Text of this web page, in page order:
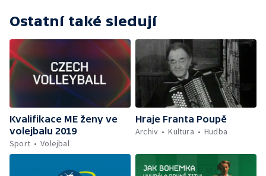
Ostatní také sledují
Kvalifikace ME ženy ve
volejbalu 2019
Sport
Volejbal
Hraje Franta Poupě
Archiv
Kultura Hudba